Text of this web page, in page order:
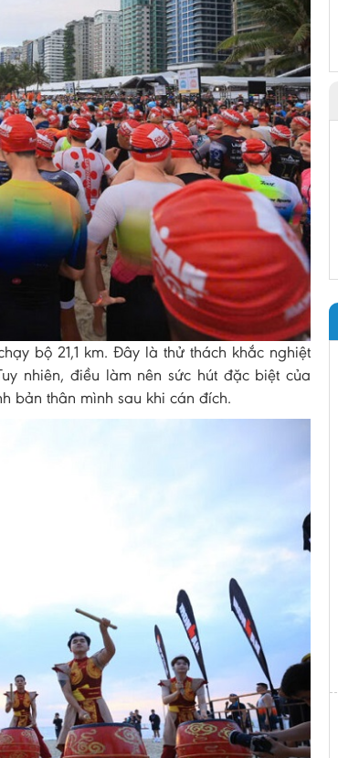
bộ 21,1 km. Đây là thử thách khắc nghiệt
nhiên, điều làm nên sức hút đặc biệt của
bản thân mình sau khi cán đích.